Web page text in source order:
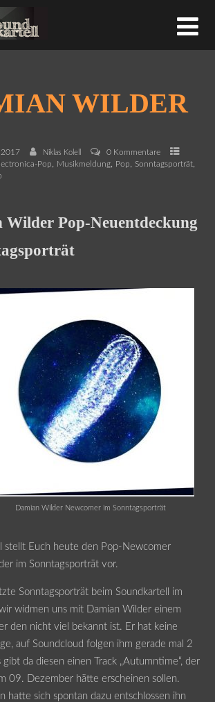
WILDER
2017 Niklas Kolell
0 Kommentare
Pop, Musikmeldung, Pop, Sonntagsporträt,
Wilder Pop-Neuentdeckung
Damian Wilder Newcomer im Sonntagsporträt
stellt Euch heute den Pop-Newcomer
im Sonntagsporträt vor.
Sonntagsporträt beim Soundkartell im
widmen uns mit Damian Wilder einem
den nicht viel bekannt ist. Er hat keine
auf Soundcloud folgen ihm gerade mal 2
gibt da diesen einen Track „Autumntime“, der
09. Dezember hätte erscheinen sollen.
hatte sich spontan dazu entschlossen ihn